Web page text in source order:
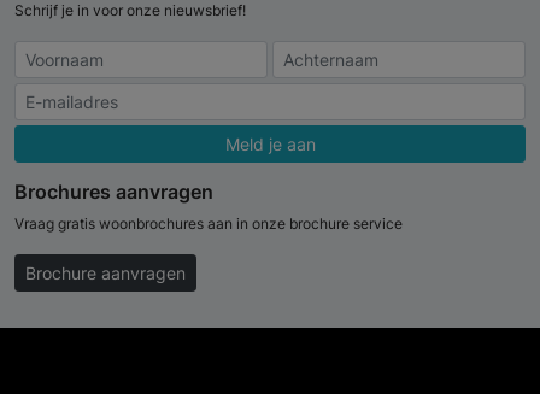
Schrijf je in voor onze nieuwsbrief!
Meld je aan
Brochures aanvragen
Vraag gratis woonbrochures aan in onze brochure service
Brochure aanvragen